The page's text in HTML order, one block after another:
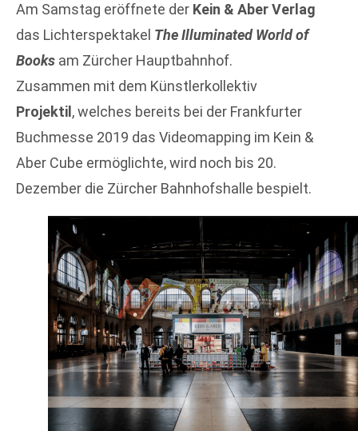
Am Samstag eröffnete der Kein & Aber Verlag
das Lichterspektakel The Illuminated World of
Books am Zürcher Hauptbahnhof.
Zusammen mit dem Künstlerkollektiv
Projektil , welches bereits bei der Frankfurter
Buchmesse 2019 das Videomapping im Kein &
Aber Cube ermöglichte, wird noch bis 20.
Dezember die Zürcher Bahnhofshalle bespielt.